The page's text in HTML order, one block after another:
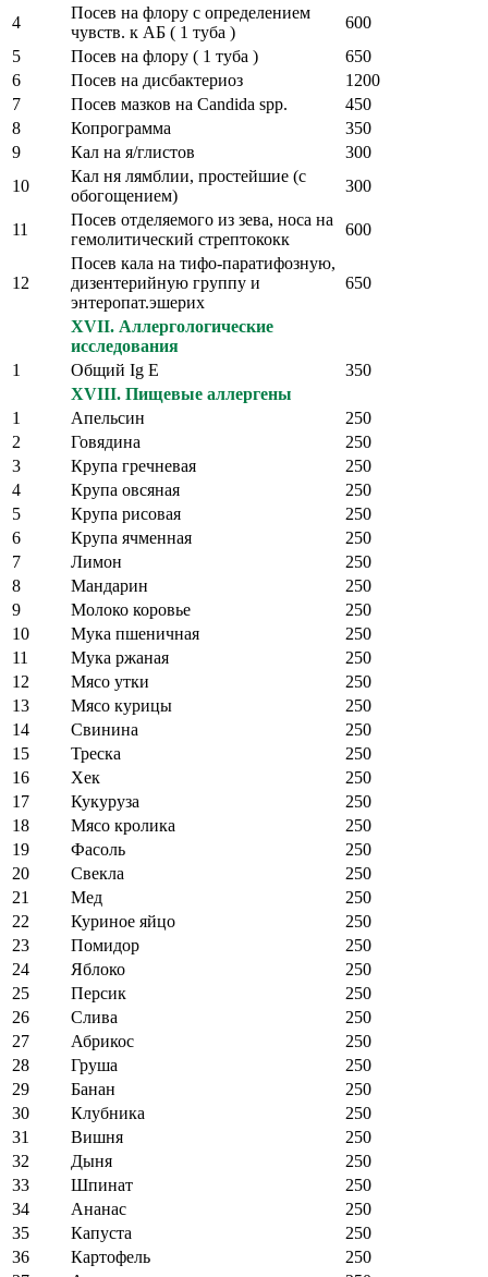
4
Посев на флору с определением
чувств. к АБ ( 1 туба )
600
5
Посев на флору ( 1 туба )
650
6
Посев на дисбактериоз
1200
7
Посев мазков на Candida spp.
450
8
Копрограмма
350
9
Кал на я/глистов
300
10
Кал ня лямблии, простейшие (с
обогощением)
300
11
Посев отделяемого из зева, носа на
гемолитический стрептококк
600
12
Посев кала на тифо-паратифозную,
дизентерийную группу и
энтеропат.эшерих
650
XVII. Аллергологические
исследования
1
Общий Ig Е
350
XVIII. Пищевые аллергены
1
Апельсин
250
2
Говядина
250
3
Крупа гречневая
250
4
Крупа овсяная
250
5
Крупа рисовая
250
6
Крупа ячменная
250
7
Лимон
250
8
Мандарин
250
9
Молоко коровье
250
10
Мука пшеничная
250
11
Мука ржаная
250
12
Мясо утки
250
13
Мясо курицы
250
14
Свинина
250
15
Треска
250
16
Хек
250
17
Кукуруза
250
18
Мясо кролика
250
19
Фасоль
250
20
Свекла
250
21
Мед
250
22
Куриное яйцо
250
23
Помидор
250
24
Яблоко
250
25
Персик
250
26
Слива
250
27
Абрикос
250
28
Груша
250
29
Банан
250
30
Клубника
250
31
Вишня
250
32
Дыня
250
33
Шпинат
250
34
Ананас
250
35
Капуста
250
36
Картофель
250